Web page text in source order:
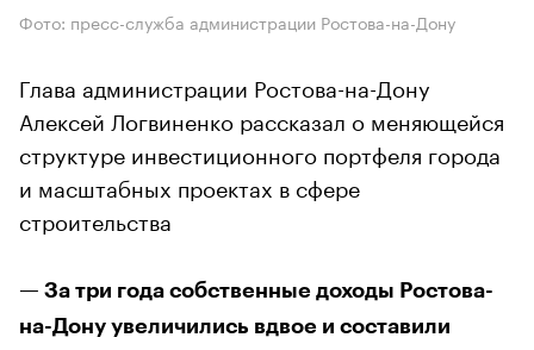
Фото: пресс-служба администрации Ростова-на-Дону
Глава администрации Ростова-на-Дону
Алексей Логвиненко рассказал о меняющейся
структуре инвестиционного портфеля города
и масштабных проектах в сфере
строительства
— За три года собственные доходы Ростова-
на-Дону увеличились вдвое и составили